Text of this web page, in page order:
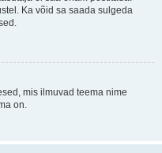
Ka võid sa saada sulgeda
mis ilmuvad teema nime
on.